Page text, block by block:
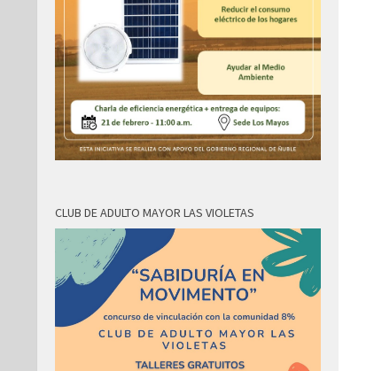
CLUB DE ADULTO MAYOR LAS VIOLETAS